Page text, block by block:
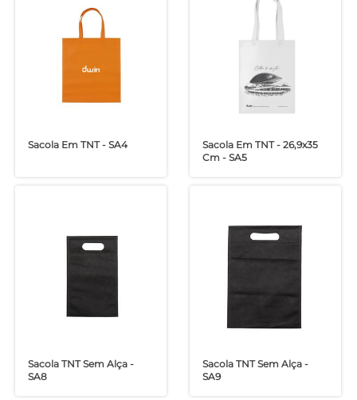
Sacola Em TNT - SA4
Sacola Em TNT - 26,9x35
Cm - SA5
Sacola TNT Sem Alça -
SA8
Sacola TNT Sem Alça -
SA9